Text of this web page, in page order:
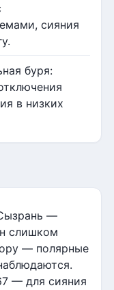
сияния
буря:
в низких
—
слишком
— полярные
— для сияния